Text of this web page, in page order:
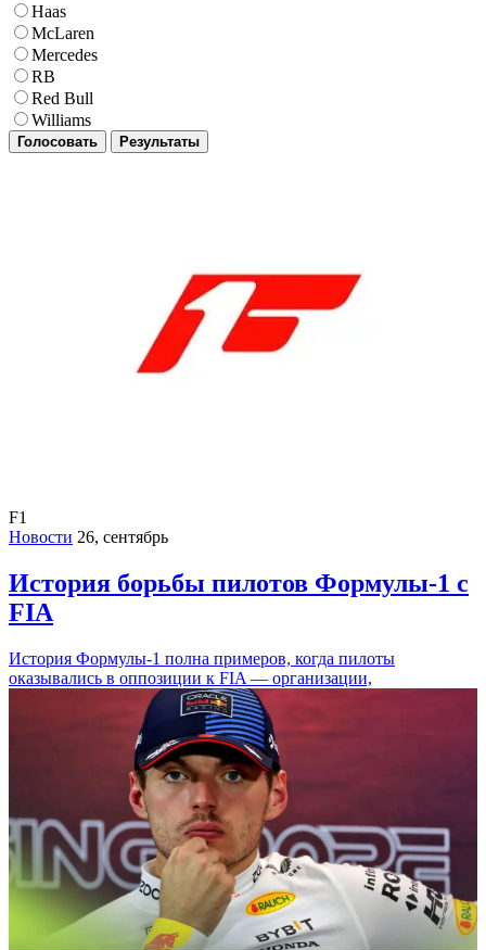
Haas
McLaren
Mercedes
RB
Red Bull
Williams
Голосовать Результаты
F1
Новости 26, сентябрь
История борьбы пилотов Формулы-1 с
FIA
История Формулы-1 полна примеров, когда пилоты
оказывались в оппозиции к FIA — организации,